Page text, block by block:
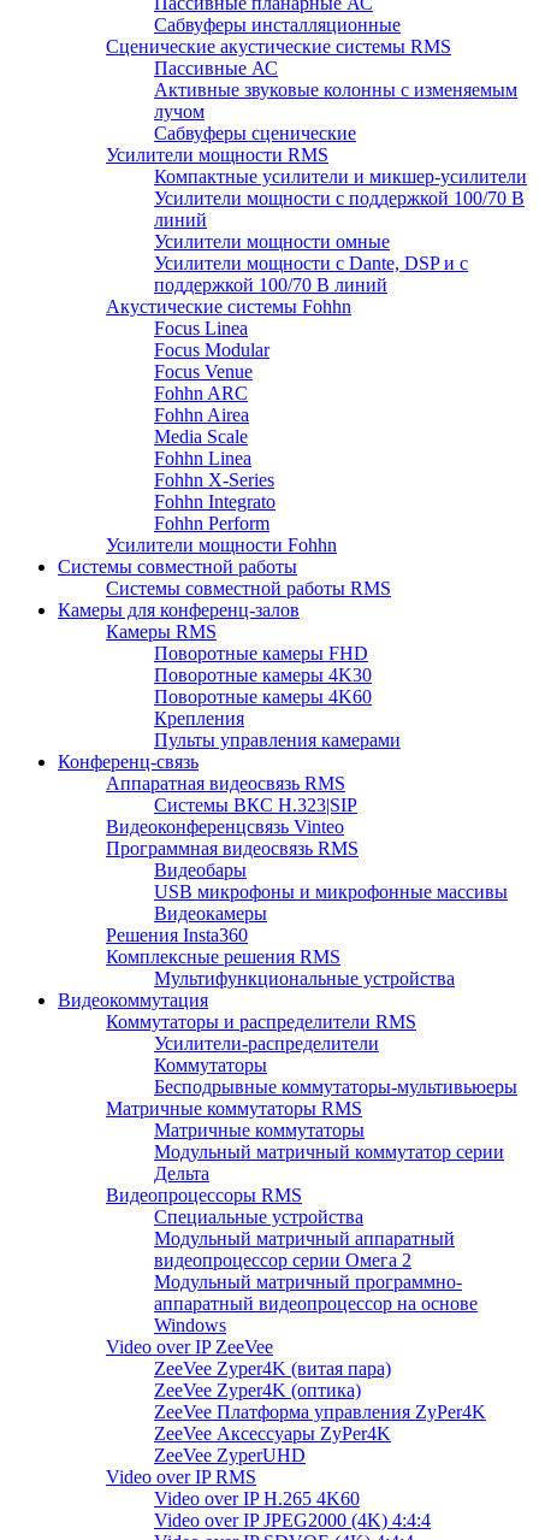
Сабвуферы инсталляционные
Сценические акустические системы RMS
Пассивные АС
Активные звуковые колонны с изменяемым
лучом
Сабвуферы сценические
Усилители мощности RMS
Компактные усилители и микшер-усилители
Усилители мощности с поддержкой 100/70 В
линий
Усилители мощности омные
Усилители мощности с Dante, DSP и с
поддержкой 100/70 В линий
Акустические системы Fohhn
Focus Linea
Focus Modular
Focus Venue
Fohhn ARC
Fohhn Airea
Media Scale
Fohhn Linea
Fohhn X-Series
Fohhn Integrato
Fohhn Perform
Усилители мощности Fohhn
Системы совместной работы
Системы совместной работы RMS
Камеры для конференц-залов
Камеры RMS
Поворотные камеры FHD
Поворотные камеры 4K30
Поворотные камеры 4K60
Крепления
Пульты управления камерами
Конференц-связь
Аппаратная видеосвязь RMS
Системы ВКС H.323|SIP
Видеоконференцсвязь Vinteo
Программная видеосвязь RMS
Видеобары
USB микрофоны и микрофонные массивы
Видеокамеры
Решения Insta360
Комплексные решения RMS
Мультифункциональные устройства
Видеокоммутация
Коммутаторы и распределители RMS
Усилители-распределители
Коммутаторы
Бесподрывные коммутаторы-мультивьюеры
Матричные коммутаторы RMS
Матричные коммутаторы
Модульный матричный коммутатор серии
Дельта
Видеопроцессоры RMS
Специальные устройства
Модульный матричный аппаратный
видеопроцессор серии Омега 2
Модульный матричный программно-
аппаратный видеопроцессор на основе
Windows
Video over IP ZeeVee
ZeeVee Zyper4K (витая пара)
ZeeVee Zyper4K (оптика)
ZeeVee Платформа управления ZyPer4K
ZeeVee Аксессуары ZyPer4K
ZeeVee ZyperUHD
Video over IP RMS
Video over IP H.265 4K60
Video over IP JPEG2000 (4K) 4:4:4